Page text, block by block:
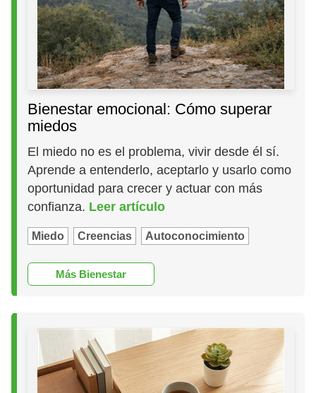
Bienestar emocional: Cómo superar
miedos
El miedo no es el problema, vivir desde él sí.
Aprende a entenderlo, aceptarlo y usarlo como
oportunidad para crecer y actuar con más
confianza. Leer artículo
Miedo Creencias Autoconocimiento
Más Bienestar